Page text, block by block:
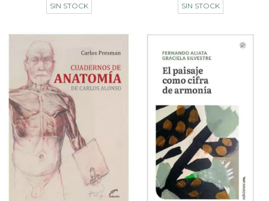
SIN STOCK SIN STOCK